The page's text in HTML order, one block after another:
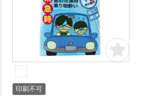
印刷不可